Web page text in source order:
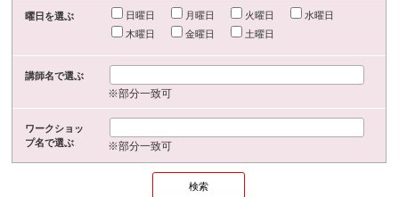
曜日を選ぶ 日曜日 月曜日 火曜日
水曜日
木曜日
金曜日 土曜日
講師名で選ぶ
※部分一致可
ワークショッ
プ名で選ぶ
※部分一致可